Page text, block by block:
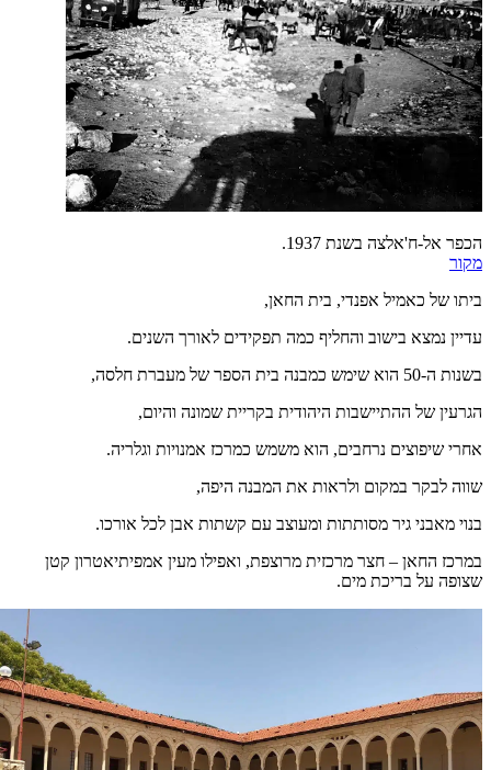
הכפר אל-ח'אלצה בשנת 1937.
מקור
ביתו של כאמיל אפנדי, בית החאן,
עדיין נמצא בישוב והחליף כמה תפקידים לאורך השנים.
בשנות ה-50 הוא שימש כמבנה בית הספר של מעברת חלסה,
הגרעין של ההתיישבות היהודית בקריית שמונה והיום,
אחרי שיפוצים נרחבים, הוא משמש כמרכז אמנויות וגלריה.
שווה לבקר במקום ולראות את המבנה היפה,
בנוי מאבני גיר מסותתות ומעוצב עם קשתות אבן לכל אורכו.
במרכז החאן – חצר מרכזית מרוצפת, ואפילו מעין אמפיתיאטרון קטן
שצופה על בריכת מים.